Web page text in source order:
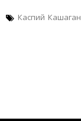
Каспий Кашаган